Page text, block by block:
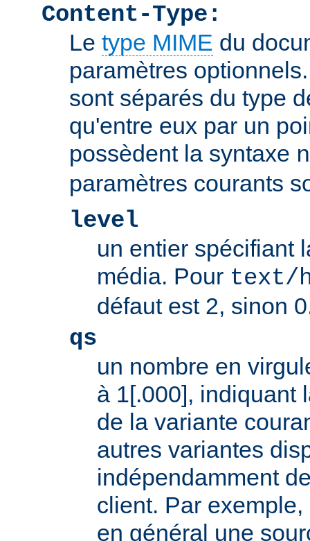
Content-Type:
Le type MIME du
paramètres
sont séparés du type
qu'entre eux par un
possèdent la syntaxe
paramètres courants
level
un entier spécifiant
média. Pour text/
défaut est 2, sinon
qs
un nombre en
à 1[.000], indiquant
de la variante
autres variantes
indépendamment
client. Par
en général une